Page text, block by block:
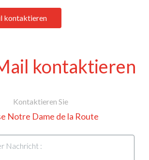
kontaktieren
kontaktieren
Kontaktieren Sie
Notre Dame de la Route